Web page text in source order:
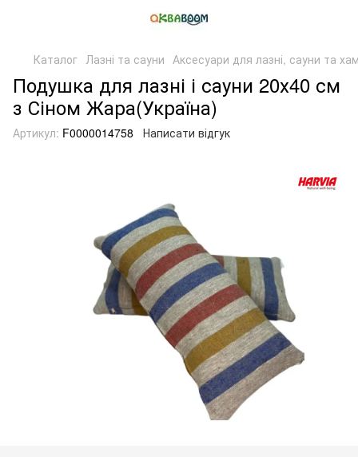
Каталог Лазні та сауни Аксесуари для лазні, сауни та
Подушка для лазні і сауни 20х40 см
з Сіном Жара(Україна)
Артикул: F0000014758 Написати відгук